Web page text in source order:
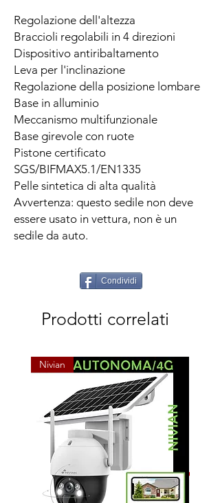
Regolazione dell'altezza
Braccioli regolabili in 4 direzioni
Dispositivo antiribaltamento
Leva per l'inclinazione
Regolazione della posizione lombare
Base in alluminio
Meccanismo multifunzionale
Base girevole con ruote
Pistone certificato
SGS/BIFMAX5.1/EN1335
Pelle sintetica di alta qualità
Avvertenza: questo sedile non deve
essere usato in vettura, non è un
sedile da auto.
Condividi
Prodotti correlati
Nivian